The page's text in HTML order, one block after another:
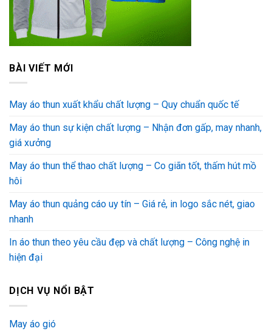
BÀI VIẾT MỚI
May áo thun xuất khẩu chất lượng – Quy chuẩn quốc tế
May áo thun sự kiện chất lượng – Nhận đơn gấp, may nhanh,
giá xưởng
May áo thun thể thao chất lượng – Co giãn tốt, thấm hút mồ
hôi
May áo thun quảng cáo uy tín – Giá rẻ, in logo sắc nét, giao
nhanh
In áo thun theo yêu cầu đẹp và chất lượng – Công nghệ in
hiện đại
DỊCH VỤ NỔI BẬT
May áo gió